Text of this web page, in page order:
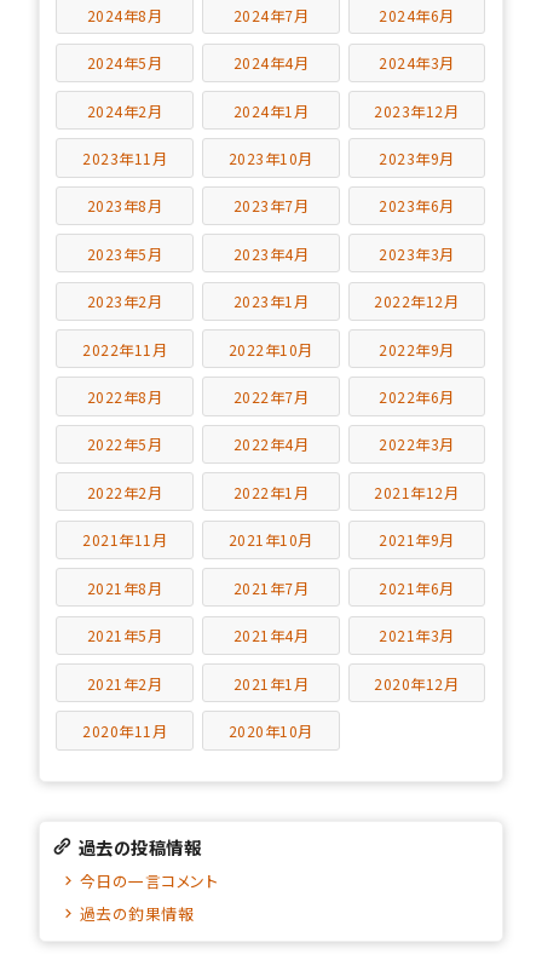
2024年8月 2024年7月 2024年6月
2024年5月 2024年4月 2024年3月
2024年2月 2024年1月 2023年12月
2023年11月 2023年10月 2023年9月
2023年8月 2023年7月 2023年6月
2023年5月 2023年4月 2023年3月
2023年2月 2023年1月 2022年12月
2022年11月 2022年10月 2022年9月
2022年8月 2022年7月 2022年6月
2022年5月 2022年4月 2022年3月
2022年2月 2022年1月 2021年12月
2021年11月 2021年10月 2021年9月
2021年8月 2021年7月 2021年6月
2021年5月 2021年4月 2021年3月
2021年2月 2021年1月 2020年12月
2020年11月 2020年10月
過去の投稿情報
今日の一言コメント
過去の釣果情報